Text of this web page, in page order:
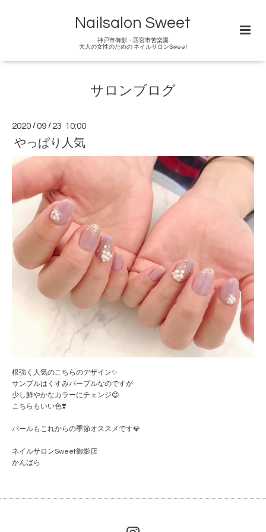
Nailsalon Sweet
神戸市御影・西宮市苦楽園
大人の女性のための ネイルサロンSweet
サロンブログ
2020 /09 / 23 10:00
やっぱり人気
根強く人気のこちらのデザイン✨
サンプルはくすみパープルなのですが
少し鮮やかなカラーにチェンジ😊
こちらもいい色❣️
パールもこれからの季節オススメです💎
ネイルサロンSweet御影店
かんばら